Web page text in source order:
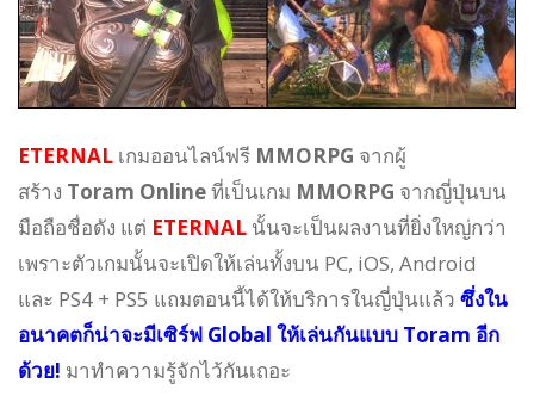
ETERNAL เกมออนไลน์ฟรี MMORPG จากผู้
สร้าง Toram Onlineที่เป็นเกม MMORPG จากญี่ปุ่นบน
มือถือชื่อดัง แต่ ETERNAL นั้นจะเป็นผลงานที่ยิ่งใหญ่กว่า
เพราะตัวเกมนั้นจะเปิดให้เล่นทั้งบน PC, iOS, Android
และ PS4 + PS5 แถมตอนนี้ได้ให้บริการในญี่ปุ่นแล้ว ซึ่งใน
อนาคตก็น่าจะมีเซิร์ฟ Global ให้เล่นกันแบบ Toram อีก
ด้วย! มาทำความรู้จักไว้กันเถอะ